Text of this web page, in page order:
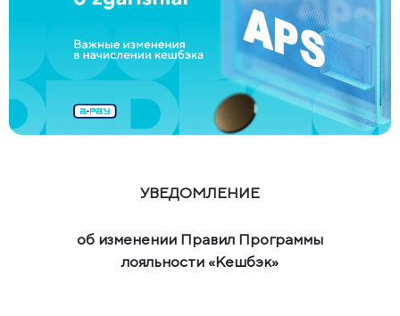
УВЕДОМЛЕНИЕ
об изменении Правил Программы
лояльности «Кешбэк»